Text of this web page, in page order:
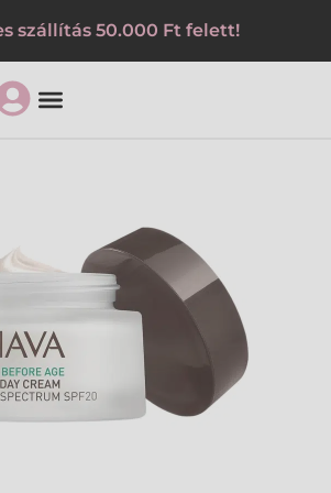
szállítás 50.000 Ft felett!